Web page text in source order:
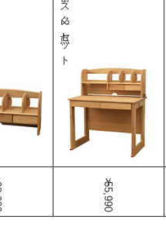
学習デスク2点セット
￥55,990